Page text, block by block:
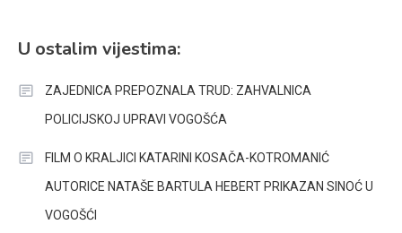
U ostalim vijestima:
ZAJEDNICA PREPOZNALA TRUD: ZAHVALNICA
POLICIJSKOJ UPRAVI VOGOŠĆA
FILM O KRALJICI KATARINI KOSAČA-KOTROMANIĆ
AUTORICE NATAŠE BARTULA HEBERT PRIKAZAN SINOĆ U
VOGOŠĆI